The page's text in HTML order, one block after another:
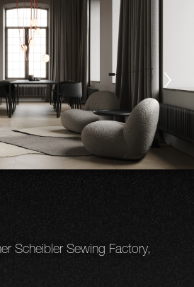
Scheibler Sewing Factory,